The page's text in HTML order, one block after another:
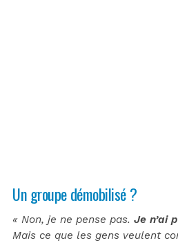
Un groupe démobilisé ?
« Non, je ne pense pas. Je n’ai
Mais ce que les gens veulent